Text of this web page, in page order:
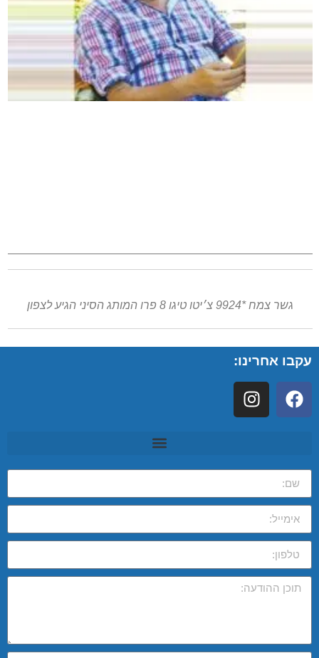
גשר צמח *9924 צ׳יטו טיגו 8 פרו המותג הסיני הגיע לצפון
עקבו אחרינו: